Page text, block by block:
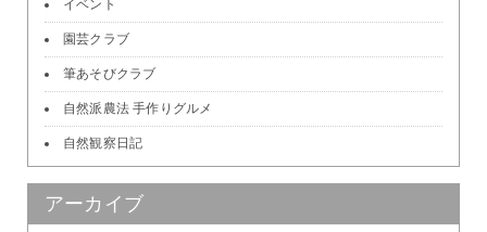
イベント
園芸クラブ
筆あそびクラブ
自然派農法 手作りグルメ
自然観察日記
アーカイブ